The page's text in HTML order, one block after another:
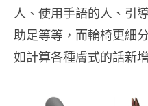
人、使用手語的人、引
助足等等，而輪椅更細
如計算各種膚式的話新